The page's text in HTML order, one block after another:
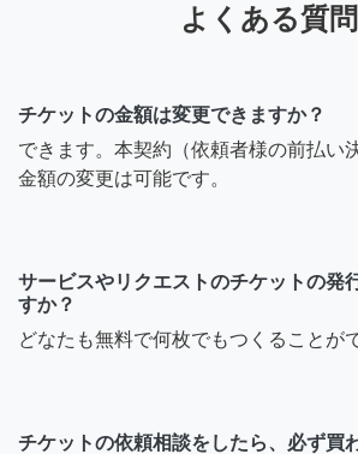
よくある質問
チケットの金額は変更できますか？
できます。本契約（依頼者様の前払い
金額の変更は可能です。
サービスやリクエストのチケットの発
すか？
どなたも無料で何枚でもつくることが
チケットの依頼相談をしたら、必ず買